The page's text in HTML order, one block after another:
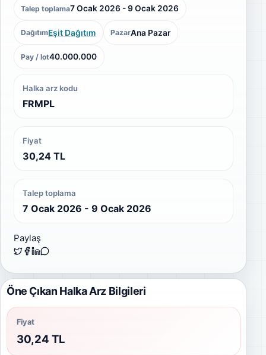
Talep toplama7 Ocak 2026 - 9 Ocak 2026
DağıtımEşit Dağıtım PazarAna Pazar
Pay / lot40.000.000
Halka arz kodu
FRMPL
Fiyat
30,24 TL
Talep toplama
7 Ocak 2026 - 9 Ocak 2026
Paylaş
Öne Çıkan Halka Arz Bilgileri
Fiyat
30,24 TL